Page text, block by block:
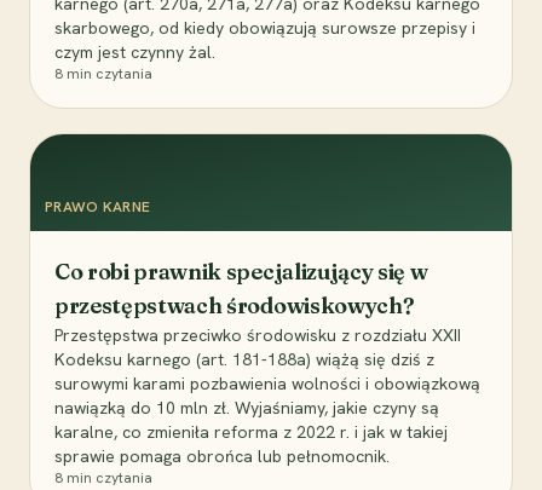
skarbowego, od kiedy obowiązują surowsze przepisy i
czym jest czynny żal.
8 min czytania
PRAWO KARNE
Co robi prawnik specjalizujący się w
przestępstwach środowiskowych?
Przestępstwa przeciwko środowisku z rozdziału XXII
Kodeksu karnego (art. 181-188a) wiążą się dziś z
surowymi karami pozbawienia wolności i obowiązkową
nawiązką do 10 mln zł. Wyjaśniamy, jakie czyny są
karalne, co zmieniła reforma z 2022 r. i jak w takiej
sprawie pomaga obrońca lub pełnomocnik.
8 min czytania